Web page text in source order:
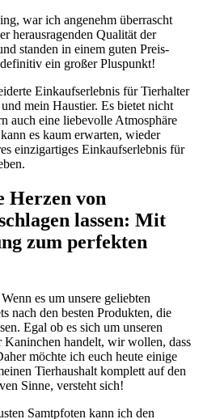
war ich angenehm überrascht
herausragenden ⁢Qualität⁢ der
standen in ⁣einem guten⁣ Preis-
ein großer Pluspunkt!
Einkaufserlebnis für Tierhalter
mein Haustier. Es bietet nicht
auch eine liebevolle Atmosphäre⁢
es kaum ‌erwarten, wieder
einzigartiges ‍Einkaufserlebnis ⁢für
Herzen von
lassen: Mit
zum perfekten
⁤es um ​unsere geliebten
nach den ⁤besten Produkten, die
Egal ob⁤ es sich ⁢um unseren
Kaninchen handelt, wir wollen, dass
möchte ich euch heute⁣ einige
Tierhaushalt komplett auf den
Sinne,⁤ versteht sich!
Samtpfoten ‌kann ‍ich‍ den